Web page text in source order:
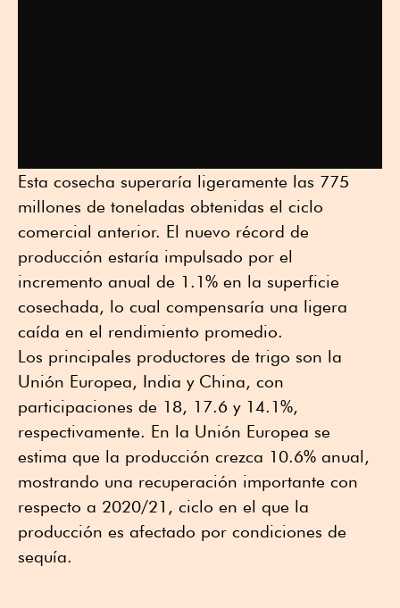
Esta cosecha superaría ligeramente las 775
millones de toneladas obtenidas el ciclo
comercial anterior. El nuevo récord de
producción estaría impulsado por el
incremento anual de 1.1% en la superficie
cosechada, lo cual compensaría una ligera
caída en el rendimiento promedio.
Los principales productores de trigo son la
Unión Europea, India y China, con
participaciones de 18, 17.6 y 14.1%,
respectivamente. En la Unión Europea se
estima que la producción crezca 10.6% anual,
mostrando una recuperación importante con
respecto a 2020/21, ciclo en el que la
producción es afectado por condiciones de
sequía.